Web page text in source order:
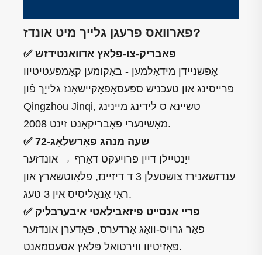
פארוואס פרעגן גלייך מיט אונדז?
✅ פאַבריק-צו-פּלאַץ אַדוואַנטידזש
אָפּשניידן מידאַלמען - באַקומען קאַמפּעטיטיוו
פּרייסינג און טעכניש ספּעסאַפאַקיישאַנז גלייַך פֿון
Qingzhou Jinqi, טשיינאַ ס לידינג מיינינג
מאַשינערי פאַבריקאַנט זינט 2008.
✅ 72-שעה מנהג פאָרשלאָג
ייַנטיילן דיין פּרויעקט דאַרף → אונדזער
ענדזשאַנירז צושטעלן 3 ד דיזיינז, פלאָוטשאַרץ און
ראָי אַנאַליסיס אין 3 טעג.
✅ פריי אַנסייט פיזאַבילאַטי איבערבליק
פֿאַר גרויס-וואָג אָרדערס, פאָדערן אונדזער
פּאָזיטיוו ווירטואַל פּלאַץ אַסעסמאַנט.